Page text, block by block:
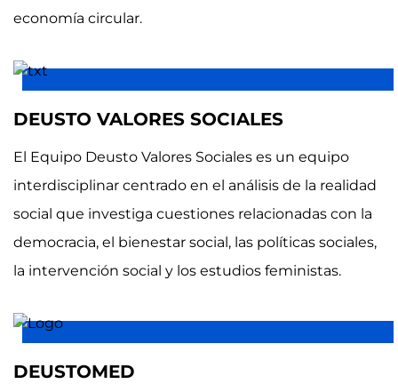
economía circular.
DEUSTO VALORES SOCIALES
El Equipo Deusto Valores Sociales es un equipo
interdisciplinar centrado en el análisis de la realidad
social que investiga cuestiones relacionadas con la
democracia, el bienestar social, las políticas sociales,
la intervención social y los estudios feministas.
DEUSTOMED